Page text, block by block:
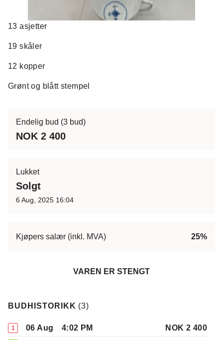
13 asjetter
19 skåler
12 kopper
Grønt og blått stempel
Endelig bud (3 bud)
NOK 2 400
Lukket
Solgt
6 Aug, 2025 16:04
Kjøpers salær (inkl. MVA) 25%
VAREN ER STENGT
BUDHISTORIKK (3)
1 06 Aug 4:02 PM NOK 2 400